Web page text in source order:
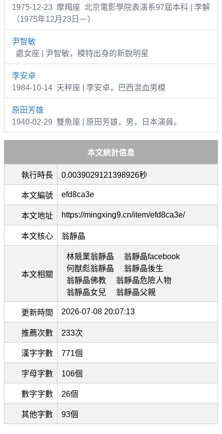
1975-12-23 摩羯座 北京電影學院表演系97屆本科 | 李解
（1975年12月23日－）
尹智敏
處女座 | 尹智敏，模特出身的新銳明星
李安卓
1984-10-14 天秤座 | 李安卓，巴西混血男模
原田芳雄
1940-02-29 雙魚座 | 原田芳雄，男，日本演員。
本文統計信息
執行時長 0.0039029121398926秒
本文編號 efd8ca3e
本文地址 https://mingxing9.cn/item/efd8ca3e/
本文核心 翁靜晶
本文相關
林競業翁靜晶
翁靜晶facebook
何猷彪翁靜晶
翁靜晶後生
翁靜晶佛教
翁靜晶危險人物
翁靜晶女兒
翁靜晶父親
更新時間 2026-07-08 20:07:13
推薦次數 233次
漢字字數 771個
字母字數 106個
數字字數 26個
其他字數 93個